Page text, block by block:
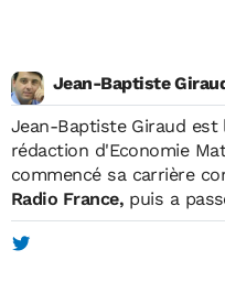
Jean-Baptiste
Jean-Baptiste Giraud est
rédaction d'Economie Matin. Jean-Baptiste
commencé sa carrière
Radio France,puis a
reporter, matinalier,
parallèle, il était